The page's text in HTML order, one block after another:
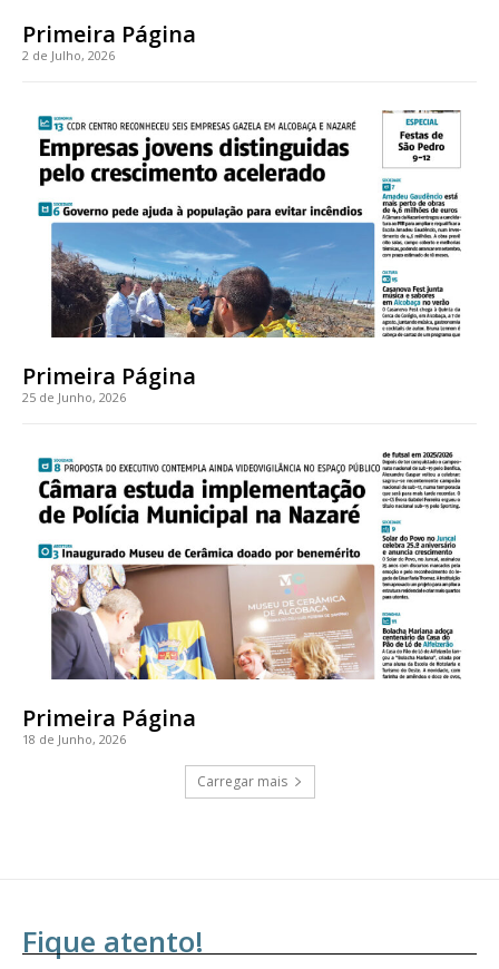
Primeira Página
2 de Julho, 2026
Primeira Página
25 de Junho, 2026
Primeira Página
18 de Junho, 2026
Carregar mais
Fique atento!